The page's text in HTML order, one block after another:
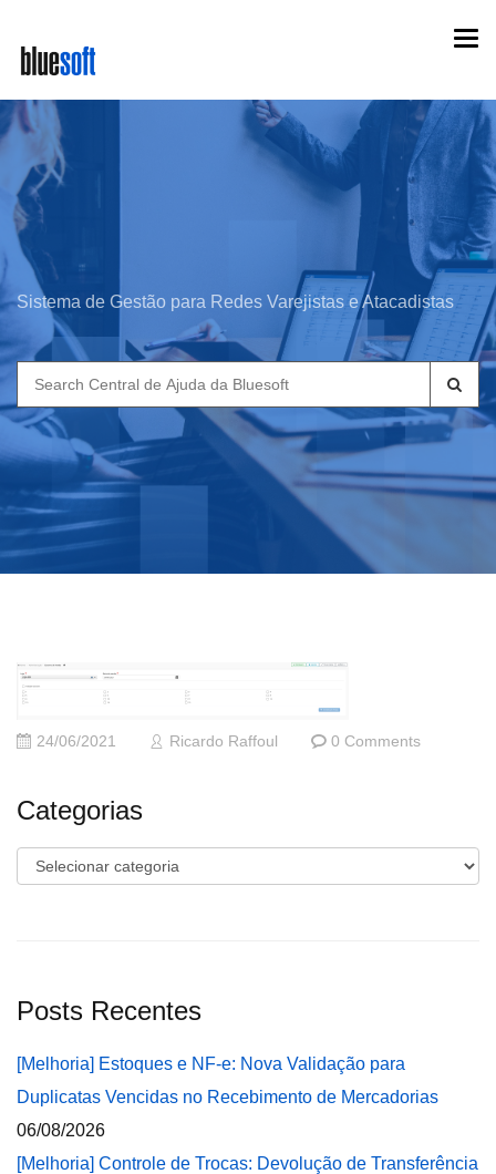
main
content
Sistema de Gestão para Redes Varejistas e Atacadistas
Search
for:
24/06/2021 Ricardo Raffoul 0 Comments
Categorias
Categorias
Posts Recentes
[Melhoria] Estoques e NF-e: Nova Validação para
Duplicatas Vencidas no Recebimento de Mercadorias
06/08/2026
[Melhoria] Controle de Trocas: Devolução de Transferência